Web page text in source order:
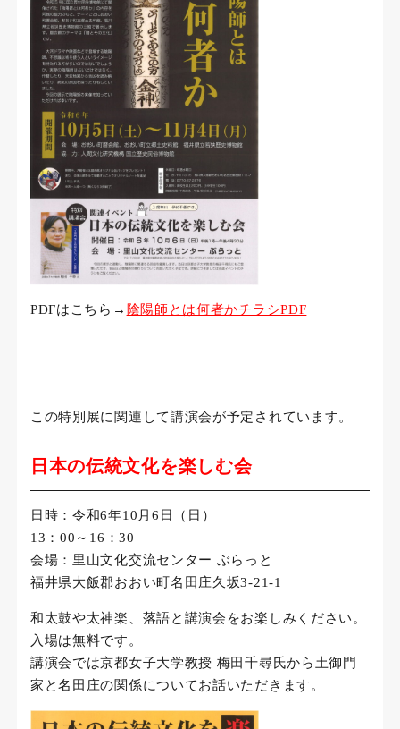
PDFはこちら→ 陰陽師とは何者かチラシPDF
この特別展に関連して講演会が予定されています。
日本の伝統文化を楽しむ会
日時：令和6年10月6日（日）
13：00～16：30
会場：里山文化交流センター ぶらっと
福井県大飯郡おおい町名田庄久坂3-21-1
和太鼓や太神楽、落語と講演会をお楽しみください。
入場は無料です。
講演会では京都女子大学教授 梅田千尋氏から土御門
家と名田庄の関係についてお話いただきます。